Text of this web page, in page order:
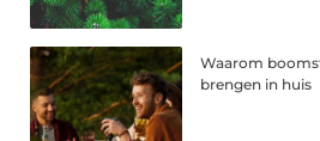
Waarom
brengen in huis